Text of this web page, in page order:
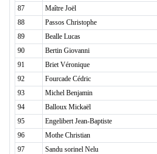
87 Maître Joël
88
Passos Christophe
89
Bealle Lucas
90
Bertin Giovanni
91
Briet Véronique
92
Fourcade Cédric
93
Michel Benjamin
94
Balloux Mickaël
95
Engelibert Jean-Baptiste
96
Mothe Christian
97
Sandu sorinel Nelu